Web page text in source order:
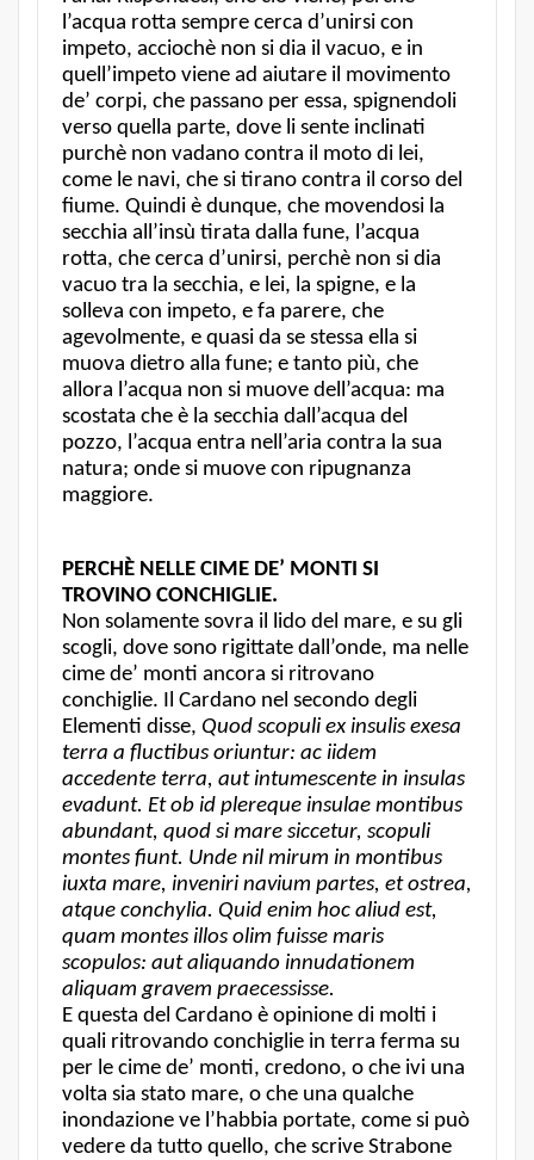
l’acqua rotta sempre cerca d’unirsi con
impeto, acciochè non si dia il vacuo, e in
quell’impeto viene ad aiutare il movimento
de’ corpi, che passano per essa, spignendoli
verso quella parte, dove li sente inclinati
purchè non vadano contra il moto di lei,
come le navi, che si tirano contra il corso del
fiume. Quindi è dunque, che movendosi la
secchia all’insù tirata dalla fune, l’acqua
rotta, che cerca d’unirsi, perchè non si dia
vacuo tra la secchia, e lei, la spigne, e la
solleva con impeto, e fa parere, che
agevolmente, e quasi da se stessa ella si
muova dietro alla fune; e tanto più, che
allora l’acqua non si muove dell’acqua: ma
scostata che è la secchia dall’acqua del
pozzo, l’acqua entra nell’aria contra la sua
natura; onde si muove con ripugnanza
maggiore.
PERCHÈ NELLE CIME DE’ MONTI SI
TROVINO CONCHIGLIE.
Non solamente sovra il lido del mare, e su gli
scogli, dove sono rigittate dall’onde, ma nelle
cime de’ monti ancora si ritrovano
conchiglie. Il Cardano nel secondo degli
Elementi disse, Quod scopuli ex insulis exesa
terra a fluctibus oriuntur: ac iidem
accedente terra, aut intumescente in insulas
evadunt. Et ob id plereque insulae montibus
abundant, quod si mare siccetur, scopuli
montes fiunt. Unde nil mirum in montibus
iuxta mare, inveniri navium partes, et ostrea,
atque conchylia. Quid enim hoc aliud est,
quam montes illos olim fuisse maris
scopulos: aut aliquando innudationem
aliquam gravem praecessisse.
E questa del Cardano è opinione di molti i
quali ritrovando conchiglie in terra ferma su
per le cime de’ monti, credono, o che ivi una
volta sia stato mare, o che una qualche
inondazione ve l’habbia portate, come si può
vedere da tutto quello, che scrive Strabone